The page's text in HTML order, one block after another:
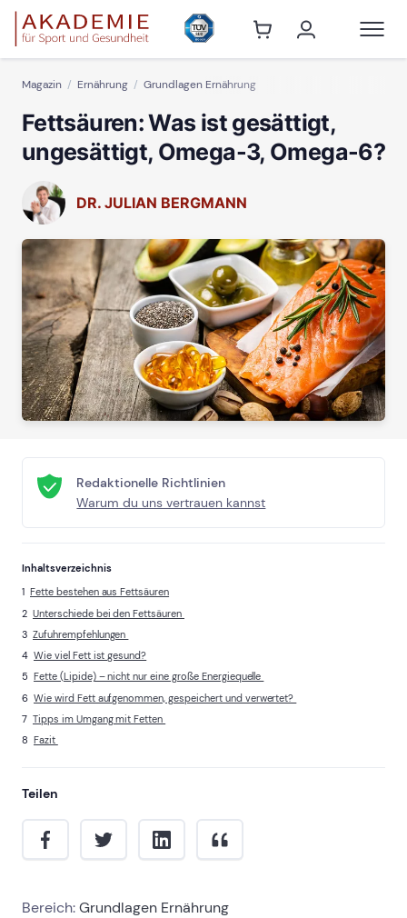
Magazin Ernährung Grundlagen Ernährung
Fettsäuren: Was ist gesättigt,
ungesättigt, Omega-3, Omega-6?
DR. JULIAN BERGMANN
Redaktionelle Richtlinien
Warum du uns vertrauen kannst
Inhaltsverzeichnis
Fette bestehen aus Fettsäuren
Unterschiede bei den Fettsäuren
Zufuhrempfehlungen
Wie viel Fett ist gesund?
Fette (Lipide) – nicht nur eine große Energiequelle
Wie wird Fett aufgenommen, gespeichert und verwertet?
Tipps im Umgang mit Fetten
Fazit
Teilen
Bereich:Grundlagen Ernährung